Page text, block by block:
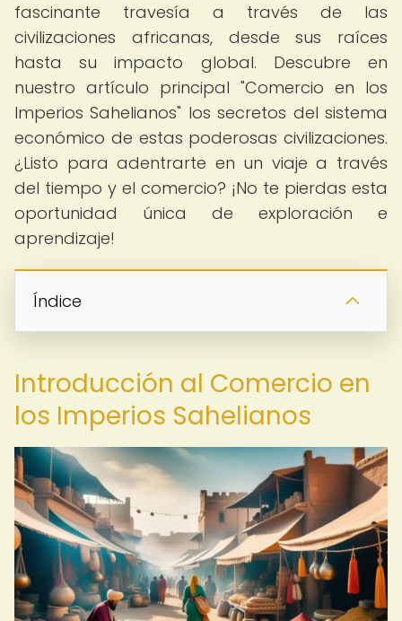
fascinante travesía a través de las
civilizaciones africanas, desde sus raíces
hasta su impacto global. Descubre en
nuestro artículo principal "Comercio en los
Imperios Sahelianos" los secretos del sistema
económico de estas poderosas civilizaciones.
¿Listo para adentrarte en un viaje a través
del tiempo y el comercio? ¡No te pierdas esta
oportunidad única de exploración e
aprendizaje!
Índice
Introducción al Comercio en
los Imperios Sahelianos